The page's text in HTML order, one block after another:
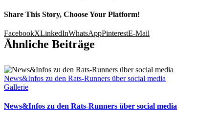
Share This Story, Choose Your Platform!
FacebookXLinkedInWhatsAppPinterestE-Mail
Ähnliche Beiträge
News&Infos zu den Rats-Runners über social media
Gallerie
News&Infos zu den Rats-Runners über social media